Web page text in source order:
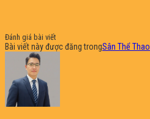
Đánh giá bài viết
Bài viết này được đăng trongSân Thể Thao